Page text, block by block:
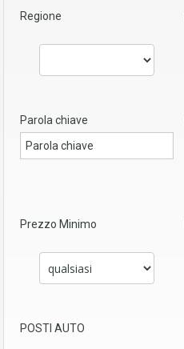
Regione
Parola chiave
Prezzo Minimo
POSTI AUTO